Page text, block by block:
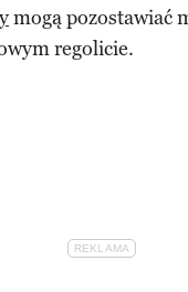
mogą pozostawiać
regolicie.